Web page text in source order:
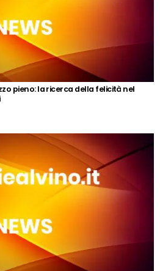
pieno: la ricerca della felicità nel